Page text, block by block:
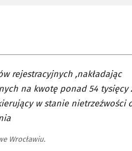
rejestracyjnych ,nakładając
na kwotę ponad 54 tysięcy
w stanie nietrzeźwości
Wrocławiu.